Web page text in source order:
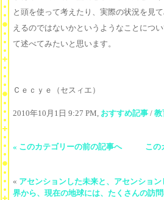
と頭を使って考えたり、実際の状況を見
えるのではないかというようなことにつ
て述べてみたいと思います。
Ｃｅｃｙｅ（セスィエ）
2010年10月1日 9:27 PM, おすすめ記事 / 教
« このカテゴリーの前の記事へ この
« アセンションした未来と、アセンショ
界から、現在の地球には、たくさんの訪